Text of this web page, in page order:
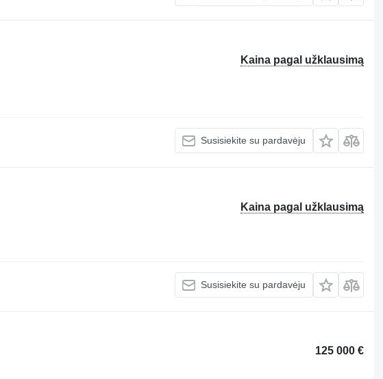
Kaina pagal užklausimą
Susisiekite su pardavėju
Kaina pagal užklausimą
Susisiekite su pardavėju
125 000 €